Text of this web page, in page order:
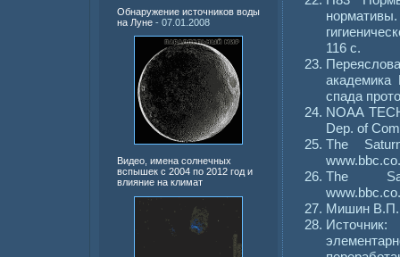
Обнаружение источников воды
на Луне - 07.01.2008
Видео, имена солнечных
вспышек с 2004 по 2012 год и
влияние на климат
116 с.
спада
NOAA
Dep. of
The
The
Мишин В.П..